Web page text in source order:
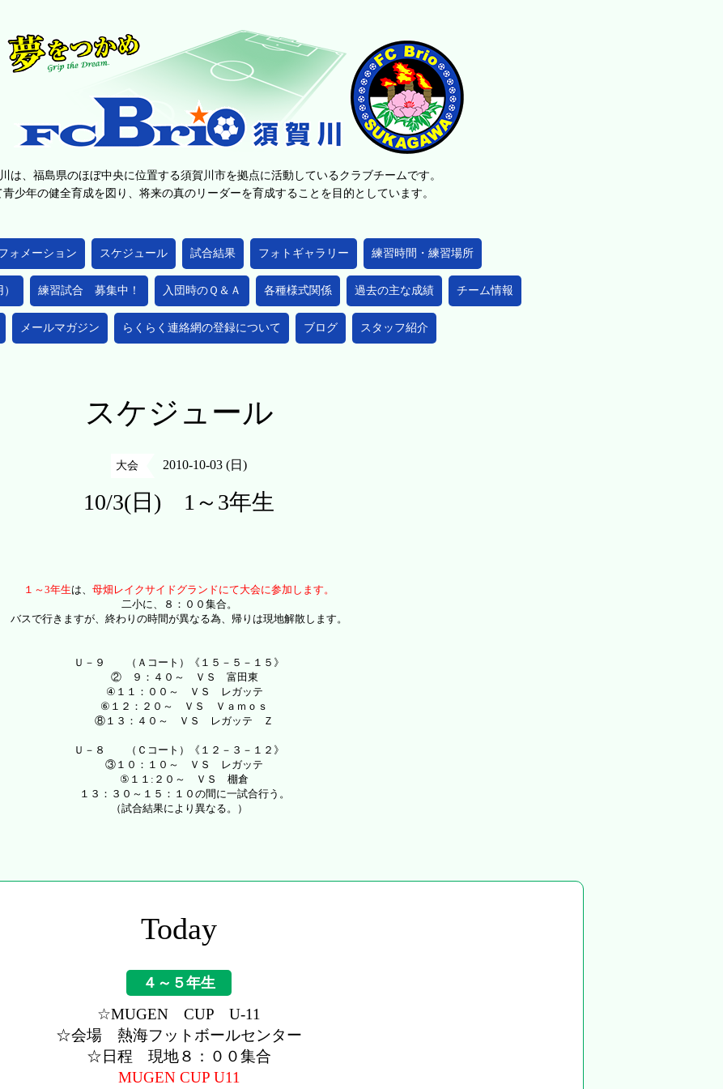
は、福島県のほぼ中央に位置する須賀川市を拠点に活動しているクラブチームです。
青少年の健全育成を図り、将来の真のリーダーを育成することを目的としています。
ォメーション スケジュール 試合結果 フォトギャラリー 練習時間・練習場所
練習試合 募集中！ 入団時のＱ＆Ａ 各種様式関係 過去の主な成績 チーム情報
メールマガジン らくらく連絡網の登録について ブログ スタッフ紹介
スケジュール
大会 2010-10-03 (日)
10/3(日) 1～3年生
１～3年生は、 母畑レイクサイドグランドにて大会に参加します。
二小に、８：００集合。
バスで行きますが、終わりの時間が異なる為、帰りは現地解散します。
Ｕ－９
（Ａコート）《１５－５－１５》
② ９：４０～ ＶＳ 富田東
④１１：００～ ＶＳ レガッテ
⑥１２：２０～ ＶＳ Ｖａｍｏｓ
⑧１３：４０～ ＶＳ レガッテ Ｚ
Ｕ－８
（Ｃコート）《１２－３－１２》
③１０：１０～ ＶＳ レガッテ
⑤１１:２０～ ＶＳ 棚倉
１３：３０～１５：１０の間に一試合行う。
（試合結果により異なる。）
Today
４～５年生
☆MUGEN CUP U-11
☆会場 熱海フットボールセンター
☆日程 現地８：００集合
MUGEN CUP U11